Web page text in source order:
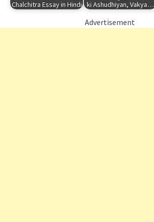
Chalchitra Essay in Hindi
ki Ashudhiyan, Vakya…
Advertisement